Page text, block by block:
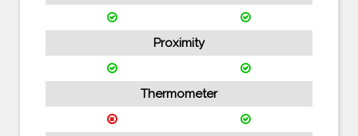
Proximity
Thermometer